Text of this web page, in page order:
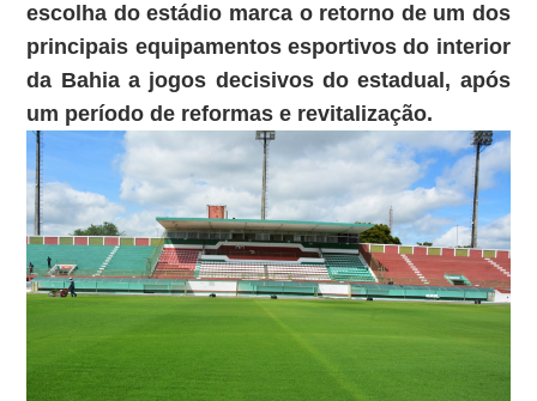
escolha do estádio marca o retorno de um dos
principais equipamentos esportivos do interior
da Bahia a jogos decisivos do estadual, após
um período de reformas e revitalização.